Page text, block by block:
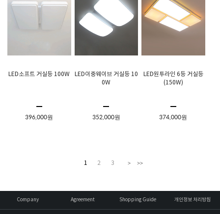
LED소프트 거실등 100W
396,000원
LED이중웨이브 거실등 10
0W
352,000원
LED원투라인 6등 거실등
(150W)
374,000원
1 2 3 > >>
Company Agreement Shopping Guide 개인정보 처리방침